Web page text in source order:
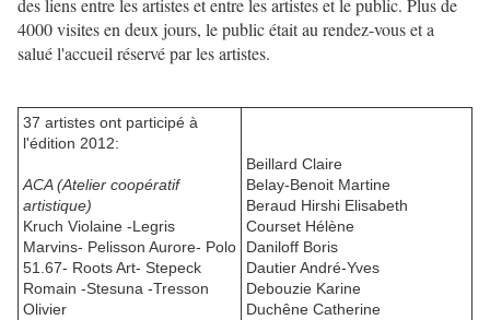
des liens entre les artistes et entre les artistes et le public. Plus de
4000 visites en deux jours, le public était au rendez-vous et a
salué l'accueil réservé par les artistes.
37 artistes ont participé à
l'édition 2012:
ACA (Atelier coopératif
artistique)
Kruch Violaine -Legris
Marvins- Pelisson Aurore- Polo
51.67- Roots Art- Stepeck
Romain -Stesuna -Tresson
Olivier
Beillard Claire
Belay-Benoit Martine
Beraud Hirshi Elisabeth
Courset Hélène
Daniloff Boris
Dautier André-Yves
Debouzie Karine
Duchêne Catherine